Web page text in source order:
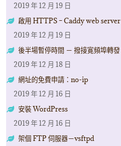
2019 年 12 月 19 日
啟用 HTTPS – Caddy web server
2019 年 12 月 19 日
後半場暫停時間 － 撥接寛頻埠轉發
2019 年 12 月 18 日
網址的免費申請：no-ip
2019 年 12 月 16 日
安裝 WordPress
2019 年 12 月 16 日
架個 FTP 伺服器－vsftpd